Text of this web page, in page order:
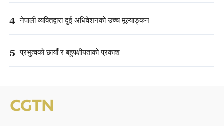
4 नेपाली व्यक्तिद्वारा दुई अधिवेशनको उच्च मूल्याङ्कन
5 प्रभुत्वको छायाँ र बहुपक्षीयताको प्रकाश